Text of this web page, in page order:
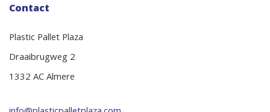
Contact
Plastic Pallet Plaza
Draaibrugweg 2
1332 AC Almere